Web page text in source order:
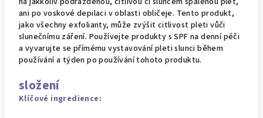
ani po voskové depilaci v oblasti obličeje. Tento produkt,
jako všechny exfolianty, může zvýšit citlivost pleti vůči
slunečnímu záření. Používejte produkty s SPF na denní péči
a vyvarujte se přímému vystavování pleti slunci během
používání a týden po používání tohoto produktu.
složení
Klíčové ingredience: